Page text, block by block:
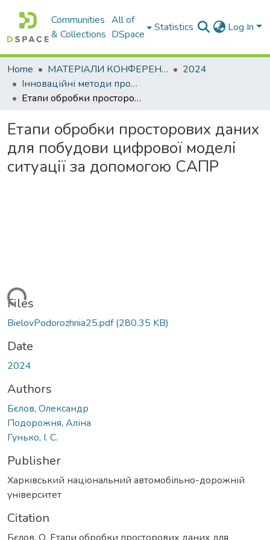
Communities
& Collections
All of
DSpace
Statistics Log In
Home МАТЕРІАЛИ КОНФЕРЕНЦІЙ
2024
Інноваційні методи проектних та геодезичних робіт
Етапи обробки просторових даних для побудови цифрової моделі ситуації за допомогою САПР
Етапи обробки просторових даних
для побудови цифрової моделі
ситуації за допомогою САПР
Loading...
Files
BielovPodorozhnia25.pdf(280.35 KB)
Date
2024
Authors
Бєлов, Олександр
Подорожня, Аліна
Гунько, І. С.
Publisher
Харківський національний автомобільно-дорожній
університет
Citation